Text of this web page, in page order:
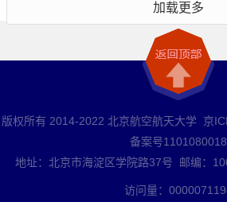
加载更多
版权所有 2014-2022 北京航空航天大学 京
备案号1101080018
地址：北京市海淀区学院路37号 邮编：
访问量：